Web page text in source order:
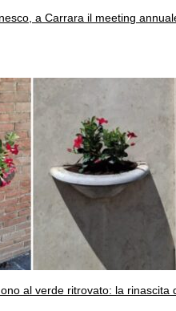
a Carrara il meeting
al verde ritrovato: la rinascita